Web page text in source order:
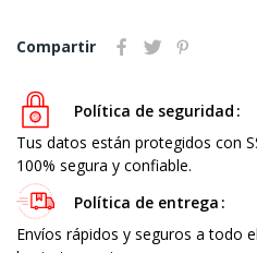
Compartir
Política de seguridad
Tus datos están protegidos con
100% segura y confiable.
Política de entrega
Envíos rápidos y seguros a todo